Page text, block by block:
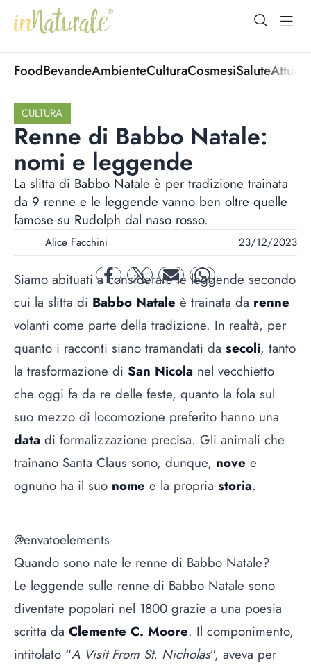
open
FoodBevandeAmbienteCulturaCosmesiSalute
CULTURA
Renne di Babbo Natale:
nomi e leggende
La slitta di Babbo Natale è per tradizione trainata
da 9 renne e le leggende vanno ben oltre quelle
famose su Rudolph dal naso rosso.
Alice Facchini 23/12/2023
facebooktwitter mail whatsapp
Siamo abituati a considerare le leggende secondo
cui la slitta di Babbo Natale è trainata da renne
volanti come parte della tradizione. In realtà, per
quanto i racconti siano tramandati da secoli, tanto
la trasformazione di San Nicola nel vecchietto
che oggi fa da re delle feste, quanto la fola sul
suo mezzo di locomozione preferito hanno una
data di formalizzazione precisa. Gli animali che
trainano Santa Claus sono, dunque, nove e
ognuno ha il suo nome e la propria storia.
@envatoelements
Quando sono nate le renne di Babbo Natale?
Le leggende sulle renne di Babbo Natale sono
diventate popolari nel 1800 grazie a una poesia
scritta da Clemente C. Moore. Il componimento,
intitolato “A Visit From St. Nicholas”, aveva per